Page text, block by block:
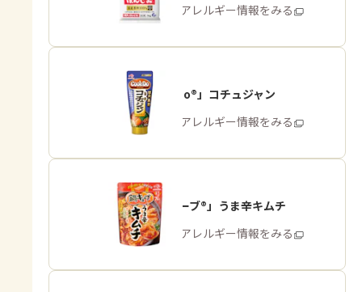
商品・アレルギー情報をみる
「Cook Do®」コチュジャン
商品・アレルギー情報をみる
「鍋キューブ®」うま辛キムチ
商品・アレルギー情報をみる